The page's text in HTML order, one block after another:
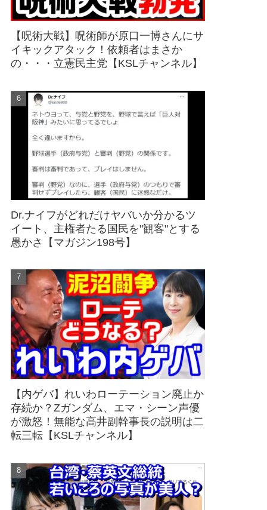
【呪術大戦】呪術師が原口一博さんにサ
イキックアタック！依頼者はまさか
の・・・立憲民主党【KSLチャンネル】
Dr.ナイフがどれだけヤバいか分かるツ
イート、主権者たる国民を"観客"とする
愚かさ【マガジン198号】
【内ゲバ】れいわローテーション廃止か
存続か？Zガンダム、エマ・シーン声優
が激怒！無能な高井副幹事長の説明は二
転三転【KSLチャンネル】